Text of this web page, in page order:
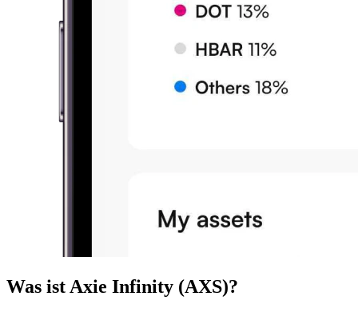
Was ist Axie Infinity (AXS)?